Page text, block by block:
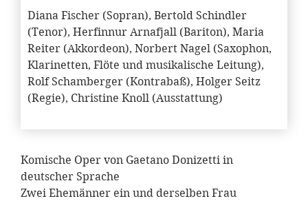
Diana Fischer (Sopran), Bertold Schindler
(Tenor), Herfinnur Arnafjall (Bariton), Maria
Reiter (Akkordeon), Norbert Nagel (Saxophon,
Klarinetten, Flöte und musikalische Leitung),
Rolf Schamberger (Kontrabaß), Holger Seitz
(Regie), Christine Knoll (Ausstattung)
Komische Oper von Gaetano Donizetti in
deutscher Sprache
Zwei Ehemänner ein und derselben Frau